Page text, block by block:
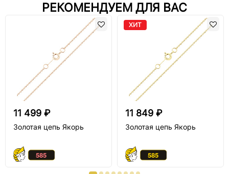
РЕКОМЕНДУЕМ ДЛЯ ВАС
11 499 ₽
Золотая цепь Якорь
ХИТ
11 849 ₽
Золотая цепь Якорь